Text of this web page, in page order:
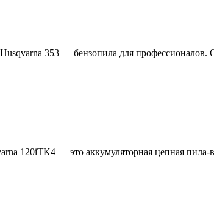
353 — бензопила для профессионалов.
120iTK4 — это аккумуляторная цепная пила-